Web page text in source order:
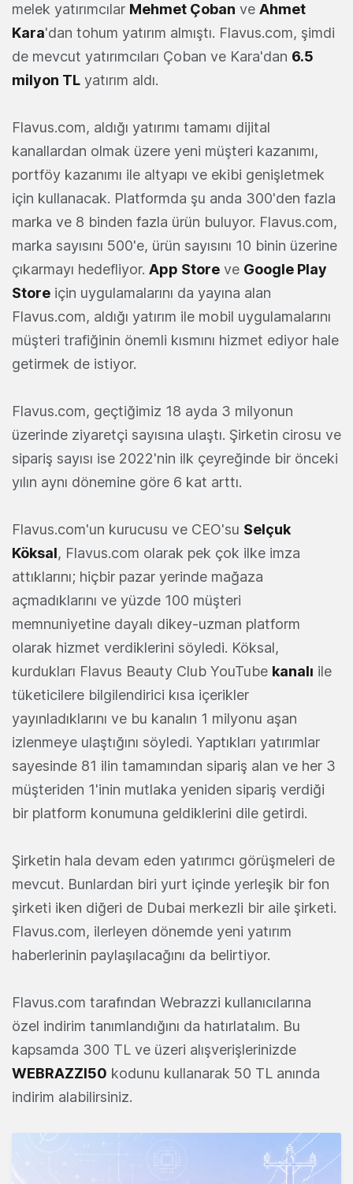
melek yatırımcılar Mehmet Çoban ve Ahmet
Kara'dan tohum yatırım almıştı. Flavus.com, şimdi
de mevcut yatırımcıları Çoban ve Kara'dan 6.5
milyon TL yatırım aldı.
Flavus.com, aldığı yatırımı tamamı dijital
kanallardan olmak üzere yeni müşteri kazanımı,
portföy kazanımı ile altyapı ve ekibi genişletmek
için kullanacak. Platformda şu anda 300'den fazla
marka ve 8 binden fazla ürün buluyor. Flavus.com,
marka sayısını 500'e, ürün sayısını 10 binin üzerine
çıkarmayı hedefliyor. App Store ve Google Play
Store için uygulamalarını da yayına alan
Flavus.com, aldığı yatırım ile mobil uygulamalarını
müşteri trafiğinin önemli kısmını hizmet ediyor hale
getirmek de istiyor.
Flavus.com, geçtiğimiz 18 ayda 3 milyonun
üzerinde ziyaretçi sayısına ulaştı. Şirketin cirosu ve
sipariş sayısı ise 2022'nin ilk çeyreğinde bir önceki
yılın aynı dönemine göre 6 kat arttı.
Flavus.com'un kurucusu ve CEO'su Selçuk
Köksal, Flavus.com olarak pek çok ilke imza
attıklarını; hiçbir pazar yerinde mağaza
açmadıklarını ve yüzde 100 müşteri
memnuniyetine dayalı dikey-uzman platform
olarak hizmet verdiklerini söyledi. Köksal,
kurdukları Flavus Beauty Club YouTube kanalı ile
tüketicilere bilgilendirici kısa içerikler
yayınladıklarını ve bu kanalın 1 milyonu aşan
izlenmeye ulaştığını söyledi. Yaptıkları yatırımlar
sayesinde 81 ilin tamamından sipariş alan ve her 3
müşteriden 1'inin mutlaka yeniden sipariş verdiği
bir platform konumuna geldiklerini dile getirdi.
Şirketin hala devam eden yatırımcı görüşmeleri de
mevcut. Bunlardan biri yurt içinde yerleşik bir fon
şirketi iken diğeri de Dubai merkezli bir aile şirketi.
Flavus.com, ilerleyen dönemde yeni yatırım
haberlerinin paylaşılacağını da belirtiyor.
Flavus.com tarafından Webrazzi kullanıcılarına
özel indirim tanımlandığını da hatırlatalım. Bu
kapsamda 300 TL ve üzeri alışverişlerinizde
WEBRAZZI50 kodunu kullanarak 50 TL anında
indirim alabilirsiniz.